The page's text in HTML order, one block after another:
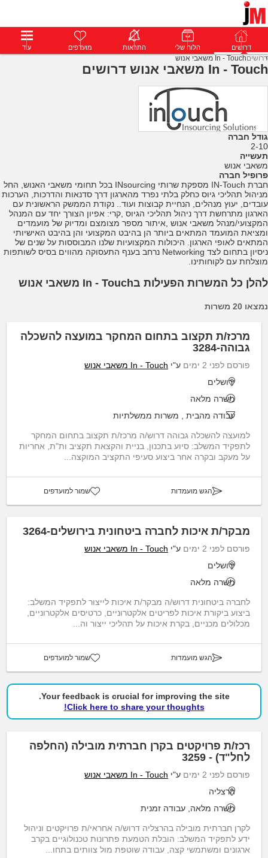
דרושים פרופילים הודעות פרימיום דרושים הלוח שלי התראות מועדפים עוד
דרושיםIn - Touch משאבי אנוש
In - Touch משאבי אנוש דרושים
גודל חברה
2-10
תעשייה
משאבי אנוש
פרופיל חברה
חברת IN-Touch מספקת שרותי INsourcing בכל תחומי משאבי האנוש, החל
מניהול תהליכי גיוס כחלק בלתי נפרד מהארגון דרך סדנאות והדרכות, הערכות
עובדים, יעוץ מנהלים, הנחיית קבוצות ועוד.. נקודת הממשק הראשונית עם
הארגון מתרחשת דרך ניהול תהליכי הגיוס ,קרי: אפיון הצורך יחד עם המנהל
המקצועי/מנהל משאבי אנוש ,איתור מספר מצומצם ומדיוק של מועמדים
ומציאת המועמד המתאים ביותר הן בהיבט המקצועי והן בהיבט האישיותי
המתאים לאופי הארגון. היכולות המקצועיות שלנו המבוססות על שנים של
ניסיון בתחום לצד Networking נרחב בענף התעסוקה מהווים בסיס לשותפות
מוצלחת עם לקוחותינו.
להלן כל המשרות הפעילות בIn - Touch משאבי אנוש
נמצאו 20 משרות
מרכז/ת תקצוב בתחום המחקר במועצה להשכלה
גבוהה-3284
פורסם לפני 2 ימים ע"י In - Touch משאבי אנוש
ירושלים
משרה מלאה
עבודה מהבית
משרות ממשלתיות
למועצה להשכלה גבוהה דרוש/ה מרכז/ת תקצוב בתחום המחקר
לתפקיד המשלב: סיוע בתכנון, בניית והקצאת תקציב ות"ת, אחריות
על מעקב ובקרה אחר ביצוע סעיפי התקציב המוקצה...
הגש מועמדות שמור למועדפים
מבקר/ת איכות לחברה ביטחונית בירושלים-3264
פורסם לפני 2 ימים ע"י In - Touch משאבי אנוש
ירושלים
משרה מלאה
לחברה ביטחונית דרוש/ה מבקר/ת איכות לייצור לתפקיד המשלב:
ביצוע ביקורת איכות לפריטים אלקטרוניים, כרטיסים אלקטרוניים,
מכלולים מכניים, בקרת איכות על תהליכי ייצור וה...
הגש מועמדות שמור למועדפים
Your feedback is crucial for improving the site.
Click here to share your thoughts!
רכז/ת פרויקטים בקרן חברתית מובילה (החלפה
לחל"ד) - 3259
פורסם לפני 2 ימים ע"י In - Touch משאבי אנוש
הרצליה
משרה מלאה, עבודה זמנית
לקרן חברתית מובילה בהרצליה דרוש/ה אחראי/ת פרויקטים וניהול
ידע לתפקיד המשלב: הובלת הטמעת פתרונות טכנולוגיים בקרב
ארגונים ומשתמשי קצה, עבודה שוטפת מול צוותים בתחו...